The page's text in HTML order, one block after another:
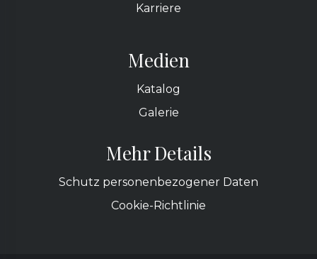
Karriere
Medien
Katalog
Galerie
Mehr Details
Schutz personenbezogener Daten
Cookie-Richtlinie